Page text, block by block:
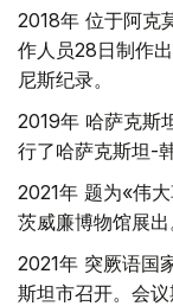
2018年 位于阿克
作人员28日制作
尼斯纪录。
2019年 哈萨克斯
行了哈萨克斯坦-
2021年 题为«伟
茨威廉博物馆展出
2021年 突厥语国
斯坦市召开。会